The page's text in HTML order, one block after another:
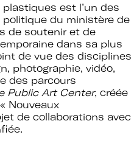
est l’un des
du ministère de
de soutenir et de
dans sa plus
de vue des disciplines
photographie, vidéo,
des parcours
Public Art Center, créée
Nouveaux
de collaborations avec